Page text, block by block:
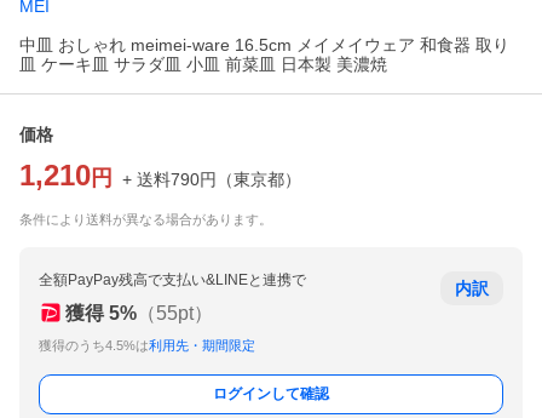
MEI
中皿 おしゃれ meimei-ware 16.5cm メイメイウェア 和食器 取り
皿 ケーキ皿 サラダ皿 小皿 前菜皿 日本製 美濃焼
価格
1,210 円 + 送料790円 （東京都）
条件により送料が異なる場合があります。
全額PayPay残高で支払い&LINEと連携で
獲得 5% （55pt）
獲得のうち4.5%は利用先・期間限定
内訳
ログインして確認